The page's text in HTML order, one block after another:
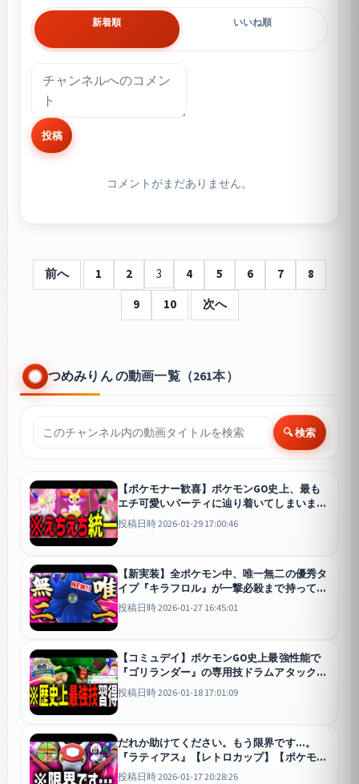
新着順 いいね順
投稿
コメントがまだありません。
前へ 1 2 3 4 5 6 7
8
9
10 次へ
つめみりん の動画一覧（261本）
🔍 検索
【ポケモナー歓喜】ポケモンGO史上、最も
エチ可愛いパーティに辿り着いてしまいまし
た...///『テールナー』『マスカーニャ』『ア
シレーヌ』【スーパーリーグ】
投稿日時 2026-01-29 17:00:46
【新実装】全ポケモン中、唯一無二の優秀タ
イプ『キラフロル』が一撃必殺まで持ってい
て知らないと全員〇ぬ件wwwwwww【スー
パーリーグ】【ポケモンGO】
投稿日時 2026-01-27 16:45:01
【コミュデイ】ポケモンGO史上最強性能で
『ゴリランダー』の専用技ドラムアタックが
実装された件についてwwwwww【レトロカ
ップ】【ポケモンGO】
投稿日時 2026-01-18 17:01:09
だれか助けてください。もう限界です…。
『ラティアス』【レトロカップ】【ポケモン
GO】
GO
投稿日時 2026-01-17 20:28:26